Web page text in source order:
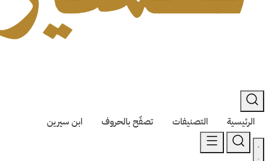
الرئيسية التصنيفات تصفّح بالحروف ابن سيرين